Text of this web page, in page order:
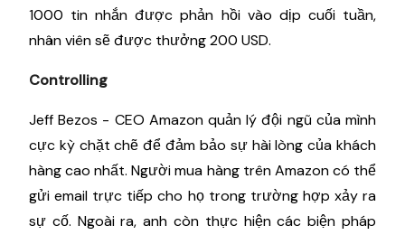
1000 tin nhắn được phản hồi vào dịp cuối tuần,
nhân viên sẽ được thưởng 200 USD.
Controlling
Jeff Bezos - CEO Amazon quản lý đội ngũ của mình
cực kỳ chặt chẽ để đảm bảo sự hài lòng của khách
hàng cao nhất. Người mua hàng trên Amazon có thể
gửi email trực tiếp cho họ trong trường hợp xảy ra
sự cố. Ngoài ra, anh còn thực hiện các biện pháp